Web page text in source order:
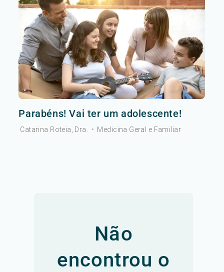
Parabéns! Vai ter um adolescente!
Catarina Roteia, Dra. • Medicina Geral e Familiar
Não
encontrou o